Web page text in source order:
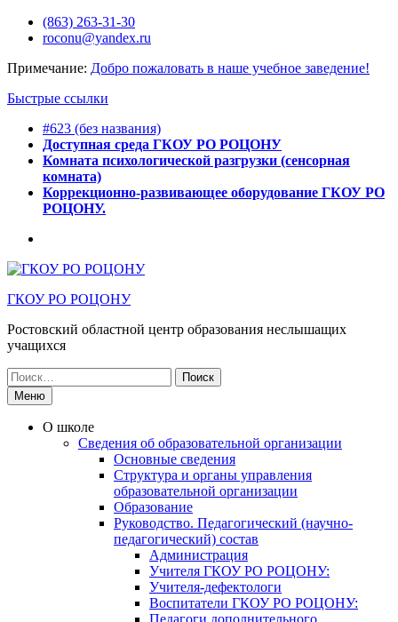
Перейти(863) 263-31-30
roconu@yandex.ru
Примечание: Добро пожаловать в наше учебное заведение!
Быстрые ссылки
#623 (без названия)
Доступная среда ГКОУ РО РОЦОНУ
Комната психологической разгрузки (сенсорная
комната)
Коррекционно-развивающее оборудование ГКОУ РО
РОЦОНУ.
ГКОУ РО РОЦОНУ
Ростовский областной центр образования неслышащих
учащихся
Искать:
Меню
О школе
Сведения об образовательной организации
Основные сведения
Структура и органы управления
образовательной организации
Образование
Руководство. Педагогический (научно-
педагогический) состав
Администрация
Учителя ГКОУ РО РОЦОНУ:
Учителя-дефектологи
Воспитатели ГКОУ РО РОЦОНУ:
Педагоги дополнительного